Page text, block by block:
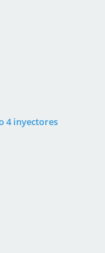
4 inyectores